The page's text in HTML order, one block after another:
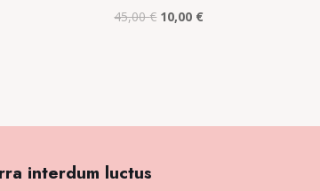
45,00€ Original
10,00 €
interdum luctus